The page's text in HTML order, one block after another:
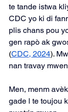
te tande istwa
CDC yo ki di
plis chans pou
gen rapò ak
(CDC, 2024).
nan travay
Men, menm
gade l te toujou